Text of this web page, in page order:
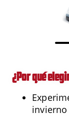
¿Por qué
invierno